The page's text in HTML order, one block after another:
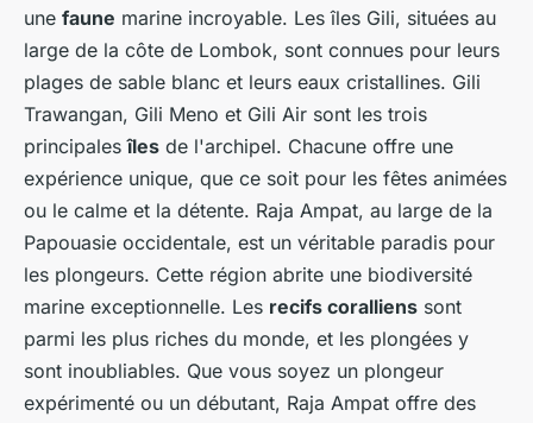
une faune marine incroyable. Les îles Gili, situées au
large de la côte de Lombok, sont connues pour leurs
plages de sable blanc et leurs eaux cristallines. Gili
Trawangan, Gili Meno et Gili Air sont les trois
principalesîles de l'archipel. Chacune offre une
expérience unique, que ce soit pour les fêtes animées
ou le calme et la détente. Raja Ampat, au large de la
Papouasie occidentale, est un véritable paradis pour
les plongeurs. Cette région abrite une biodiversité
marine exceptionnelle. Les recifs coralliens sont
parmi les plus riches du monde, et les plongées y
sont inoubliables. Que vous soyez un plongeur
expérimenté ou un débutant, Raja Ampat offre des